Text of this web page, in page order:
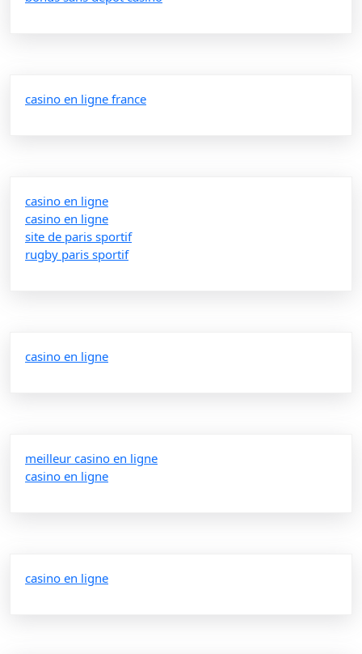
casino en ligne france
casino en ligne
casino en ligne
site de paris sportif
rugby paris sportif
casino en ligne
meilleur casino en ligne
casino en ligne
casino en ligne